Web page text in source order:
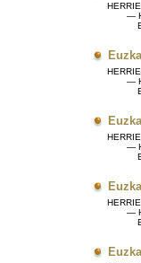
—
—
—
—